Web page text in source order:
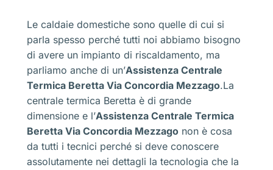
Le caldaie domestiche sono quelle di cui si
parla spesso perché tutti noi abbiamo bisogno
di avere un impianto di riscaldamento, ma
parliamo anche di un’Assistenza Centrale
Termica Beretta Via Concordia Mezzago.La
centrale termica Beretta è di grande
dimensione e l’Assistenza Centrale Termica
Beretta Via Concordia Mezzago non è cosa
da tutti i tecnici perché si deve conoscere
assolutamente nei dettagli la tecnologia che la